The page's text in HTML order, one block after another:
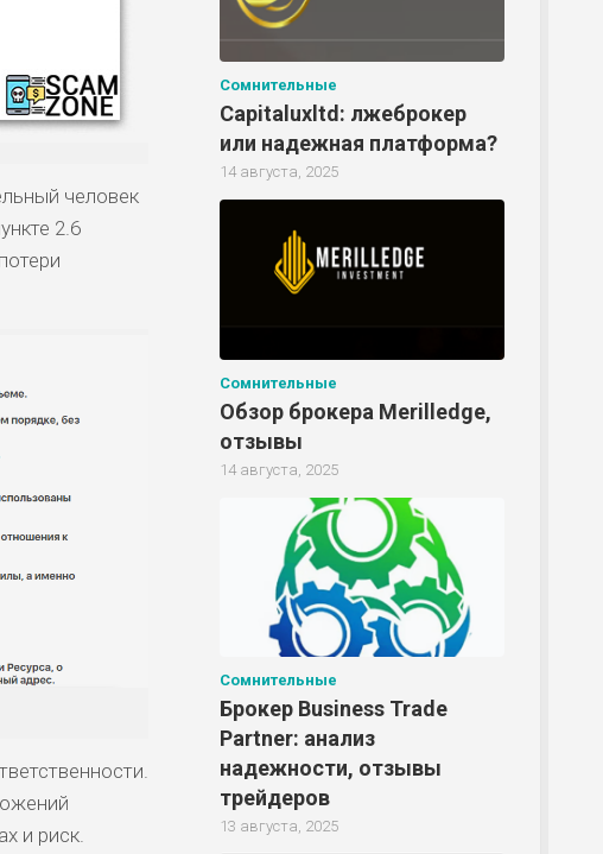
человек
2.6
и риск.
Сомнительные
Capitaluxltd: лжеброкер
или надежная платформа?
14 августа, 2025
Сомнительные
Обзор брокера Merilledge,
отзывы
14 августа, 2025
Сомнительные
Брокер Business Trade
Partner: анализ
надежности, отзывы
трейдеров
13 августа, 2025